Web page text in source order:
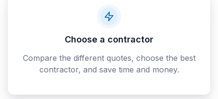
Choose a contractor
Compare the different quotes, choose the best
contractor, and save time and money.